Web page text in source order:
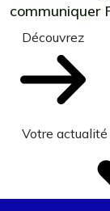
communiquer
Découvrez
Votre actualité